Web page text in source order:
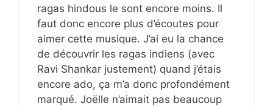
ragas hindous le sont encore moins. Il
faut donc encore plus d’écoutes pour
aimer cette musique. J’ai eu la chance
de découvrir les ragas indiens (avec
Ravi Shankar justement) quand j’étais
encore ado, ça m’a donc profondément
marqué. Joëlle n’aimait pas beaucoup